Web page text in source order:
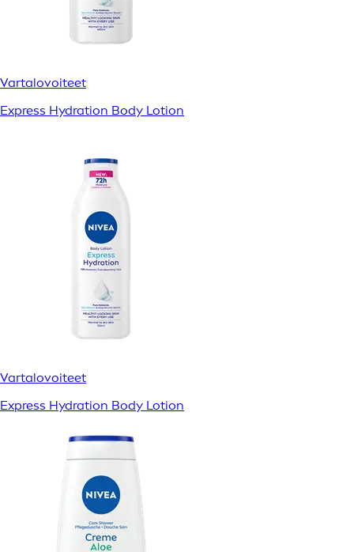
Vartalovoiteet
Express Hydration Body Lotion
Vartalovoiteet
Express Hydration Body Lotion